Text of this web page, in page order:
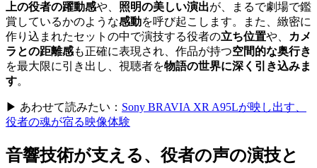
上の役者の躍動感や、 照明の美しい演出が、まるで劇場で鑑
賞しているかのような感動を呼び起こします。また、緻密に
作り込まれたセットの中で演技する役者の立ち位置や、
カメ
ラとの距離感も正確に表現され、作品が持つ空間的な奥行き
を最大限に引き出し、視聴者を物語の世界に深く引き込みま
す。
▶ あわせて読みたい： Sony BRAVIA XR A95Lが映し出す、
役者の魂が宿る映像体験
音響技術が支える、役者の声の演技と